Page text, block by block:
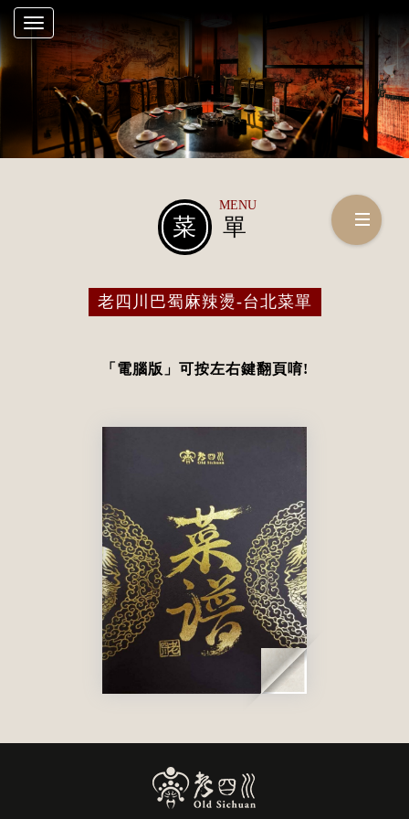
Toggle
navigation
菜 單
MENU
老四川巴蜀麻辣燙-台北菜單
「電腦版」可按左右鍵翻頁唷!